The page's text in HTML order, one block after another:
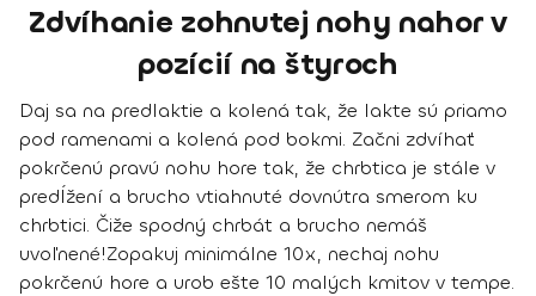
Zdvíhanie zohnutej nohy nahor v
pozícií na štyroch
Daj sa na predlaktie a kolená tak, že lakte sú priamo
pod ramenami a kolená pod bokmi. Začni zdvíhať
pokrčenú pravú nohu hore tak, že chrbtica je stále v
predĺžení a brucho vtiahnuté dovnútra smerom ku
chrbtici. Čiže spodný chrbát a brucho nemáš
uvoľnené!Zopakuj minimálne 10x, nechaj nohu
pokrčenú hore a urob ešte 10 malých kmitov v tempe.